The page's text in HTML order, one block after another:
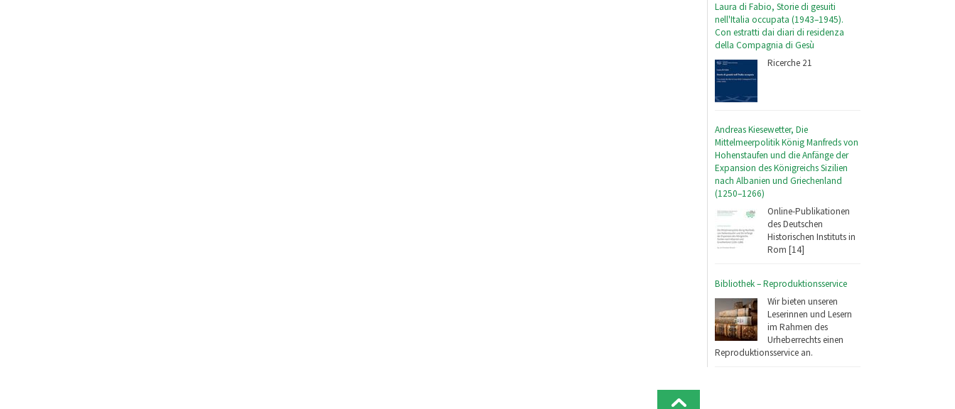
Laura di Fabio, Storie di gesuiti
nell'Italia occupata (1943–1945).
Con estratti dai diari di residenza
della Compagnia di Gesù
Ricerche 21
Andreas Kiesewetter, Die
Mittelmeerpolitik König Manfreds von
Hohenstaufen und die Anfänge der
Expansion des Königreichs Sizilien
nach Albanien und Griechenland
(1250–1266)
Online-Publikationen
des Deutschen
Historischen Instituts in
Rom [14]
Bibliothek – Reproduktionsservice
Wir bieten unseren
Leserinnen und Lesern
im Rahmen des
Urheberrechts einen
Reproduktionsservice an.